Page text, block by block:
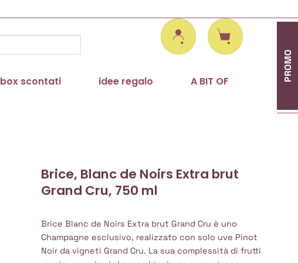
box scontati idee regalo
A BIT OF
PROMO
Brice, Blanc de Noirs Extra brut
Grand Cru, 750 ml
Brice Blanc de Noirs Extra brut Grand Cru è uno
Champagne esclusivo, realizzato con solo uve Pinot
Noir da vigneti Grand Cru. La sua complessità di frutti